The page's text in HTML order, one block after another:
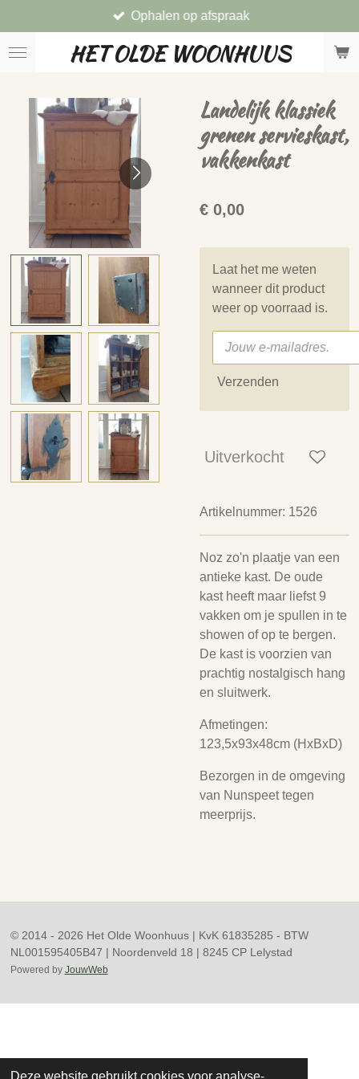
direct
naar
HET OLDE WOONHUUS
Ophalen op afspraak
Landelijk klassiek
grenen servieskast,
vakkenkast
€ 0,00
Laat het me weten
wanneer dit product
weer op voorraad is.
Verzenden
Uitverkocht
Artikelnummer: 1526
Noz zo'n plaatje van een
antieke kast. De oude
kast heeft maar liefst 9
vakken om je spullen in te
showen of op te bergen.
De kast is voorzien van
prachtig nostalgisch hang
en sluitwerk.
Afmetingen:
123,5x93x48cm (HxBxD)
Bezorgen in de omgeving
van Nunspeet tegen
meerprijs.
© 2014 - 2026 Het Olde Woonhuus | KvK 61835285 - BTW
NL001595405B47 | Noordenveld 18 | 8245 CP Lelystad
Powered by JouwWeb